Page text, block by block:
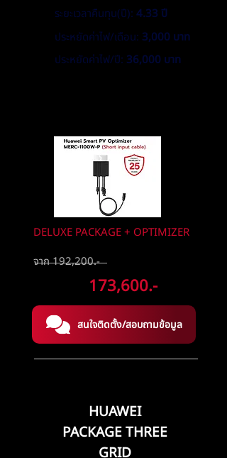
ระยะเวลาคืนทุน(ปี): 4.33 ปี
ประหยัดค่าไฟ/เดือน: 3,000 บาท
ประหยัดค่าไฟ/ปี: 36,000 บาท
DELUXE PACKAGE + OPTIMIZER
จาก 192,200.-
173,600.-
สนใจติดตั้ง/สอบถามข้อมูล
HUAWEI
PACKAGE THREE
GRID